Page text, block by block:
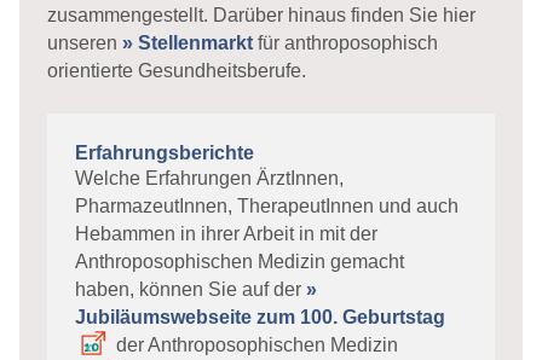
zusammengestellt. Darüber hinaus finden Sie hier
unseren » Stellenmarktfür anthroposophisch
orientierte Gesundheitsberufe.
Erfahrungsberichte
Welche Erfahrungen ÄrztInnen,
PharmazeutInnen, TherapeutInnen und auch
Hebammen in ihrer Arbeit in mit der
Anthroposophischen Medizin gemacht
haben, können Sie auf der »
Jubiläumswebseite zum 100. Geburtstag
der Anthroposophischen Medizin